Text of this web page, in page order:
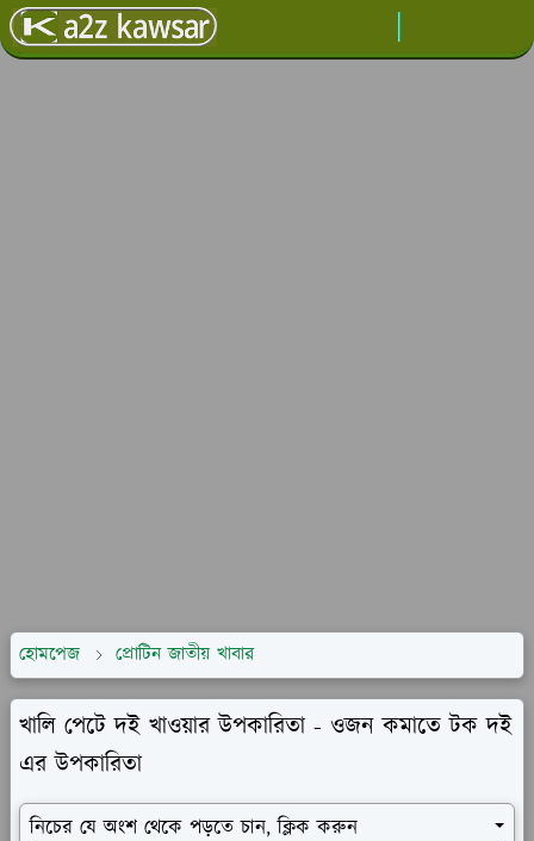
হোমপেজ প্রোটিন জাতীয় খাবার
খালি পেটে দই খাওয়ার উপকারিতা - ওজন কমাতে টক দই
এর উপকারিতা
নিচের যে অংশ থেকে পড়তে চান, ক্লিক করুন